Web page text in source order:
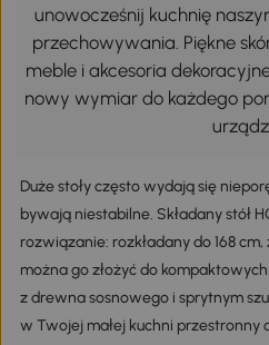
unowocześnij kuchnię
przechowywania. Piękne
meble i akcesoria
nowy wymiar do każdego
Duże stoły często wydają się
bywają niestabilne. Składany stół
rozwiązanie: rozkładany do 168
można go złożyć do
z drewna sosnowego i sprytnym
w Twojej małej kuchni przestronny